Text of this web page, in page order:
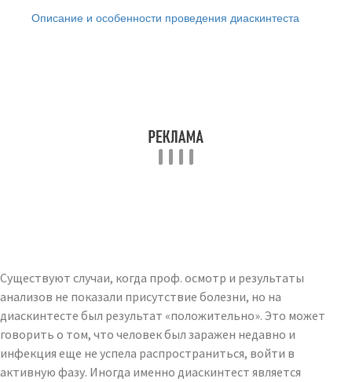
Описание и особенности проведения диаскинтеста
Существуют случаи, когда проф. осмотр и результаты
анализов не показали присутствие болезни, но на
диаскинтесте был результат «положительно». Это может
говорить о том, что человек был заражен недавно и
инфекция еще не успела распространиться, войти в
активную фазу. Иногда именно диаскинтест является